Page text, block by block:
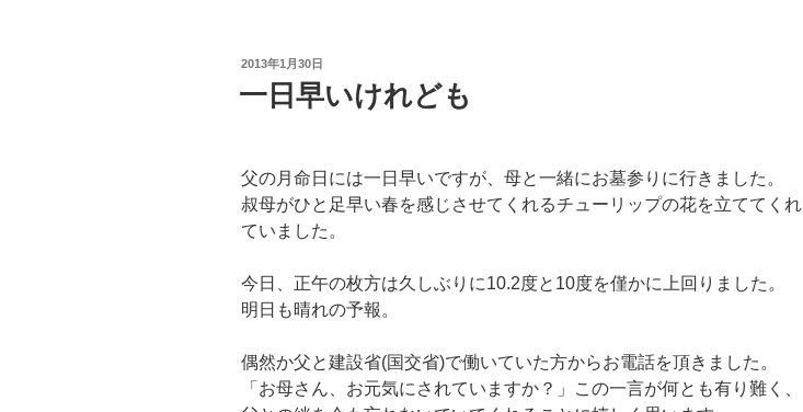
投
日:
2013年1月30日
一日早いけれども
父の月命日には一日早いですが、母と一緒にお墓参りに行きました。
叔母がひと足早い春を感じさせてくれるチューリップの花を立ててくれ
ていました。
今日、正午の枚方は久しぶりに10.2度と10度を僅かに上回りました。
明日も晴れの予報。
偶然か父と建設省(国交省)で働いていた方からお電話を頂きました。
「お母さん、お元気にされていますか？」この一言が何とも有り難く、